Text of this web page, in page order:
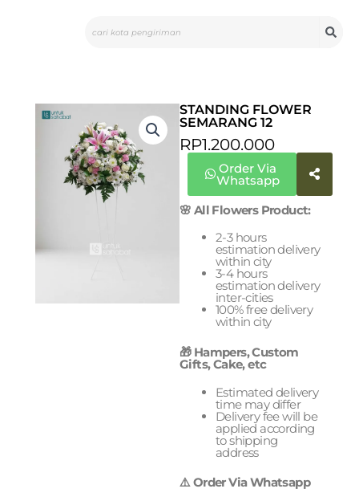
STANDING FLOWER
SEMARANG 12
RP1.200.000
Order Via
Whatsapp
🌸 All Flowers Product:
2-3 hours
estimation delivery
within city
3-4 hours
estimation delivery
inter-cities
100% free delivery
within city
🎁 Hampers, Custom
Gifts, Cake, etc
Estimated delivery
time may differ
Delivery fee will be
applied according
to shipping
address
⚠️ Order Via Whatsapp